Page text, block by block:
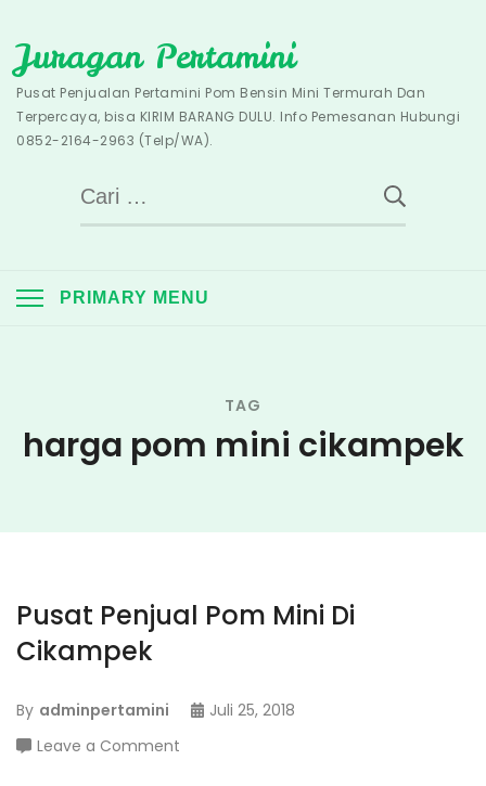
to
content
Juragan Pertamini
Pusat Penjualan Pertamini Pom Bensin Mini Termurah Dan
Terpercaya, bisa KIRIM BARANG DULU. Info Pemesanan Hubungi
0852-2164-2963 (Telp/WA).
Cari
untuk:
PRIMARY MENU
TAG
harga pom mini cikampek
Pusat Penjual Pom Mini Di
Cikampek
By adminpertamini
Juli 25, 2018
Leave a Comment